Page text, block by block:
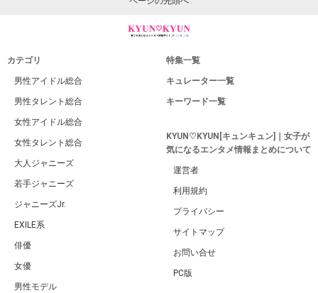
カテゴリ
男性アイドル総合
男性タレント総合
女性アイドル総合
女性タレント総合
大人ジャニーズ
若手ジャニーズ
ジャニーズJr.
EXILE系
俳優
女優
男性モデル
特集一覧
キュレーター一覧
キーワード一覧
KYUN♡KYUN[キュンキュン]｜女子が
気になるエンタメ情報まとめについて
運営者
利用規約
プライバシー
サイトマップ
お問い合せ
PC版